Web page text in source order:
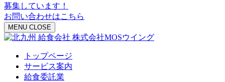
募集しています！
お問い合わせはこちら
MENU CLOSE
トップページ
サービス案内
給食委託業